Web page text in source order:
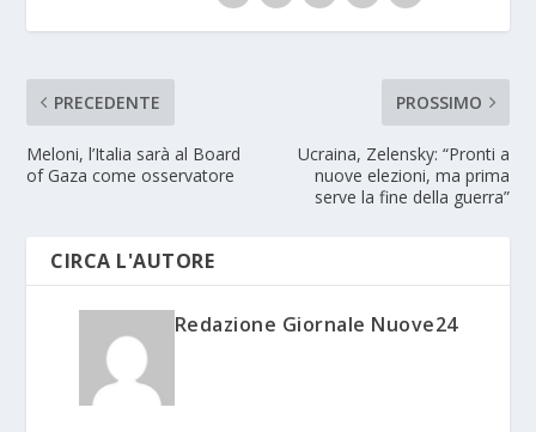
PRECEDENTE
Meloni, l’Italia sarà al Board
of Gaza come osservatore
PROSSIMO
Ucraina, Zelensky: “Pronti a
nuove elezioni, ma prima
serve la fine della guerra”
CIRCA L'AUTORE
Redazione Giornale Nuove24